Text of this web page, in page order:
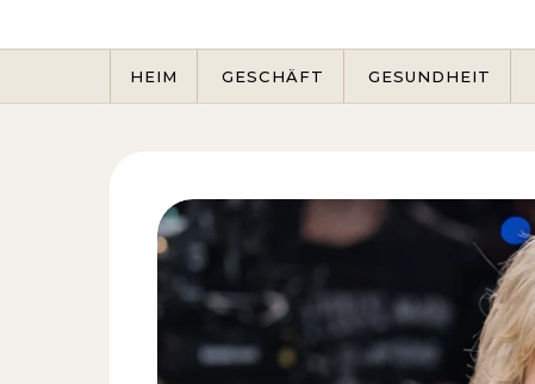
HEIM GESCHÄFT GESUNDHEIT